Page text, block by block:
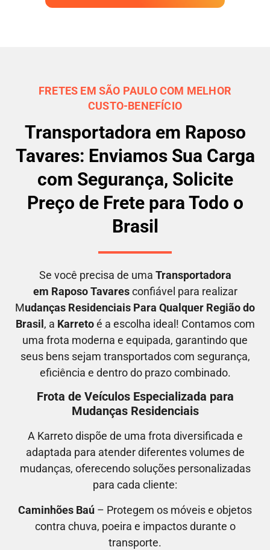
FRETES EM SÃO PAULO COM MELHOR
CUSTO-BENEFÍCIO
Transportadora em Raposo
Tavares: Enviamos Sua Carga
com Segurança, Solicite
Preço de Frete para Todo o
Brasil
Se você precisa de uma Transportadora
em Raposo Tavaresconfiável para realizar
Mudanças Residenciais Para Qualquer Região do
Brasil , a Karretoé a escolha ideal! Contamos com
uma frota moderna e equipada, garantindo que
seus bens sejam transportados com segurança,
eficiência e dentro do prazo combinado.
Frota de Veículos Especializada para
Mudanças Residenciais
A Karreto dispõe de uma frota diversificada e
adaptada para atender diferentes volumes de
mudanças, oferecendo soluções personalizadas
para cada cliente:
Caminhões Baú – Protegem os móveis e objetos
contra chuva, poeira e impactos durante o
transporte.